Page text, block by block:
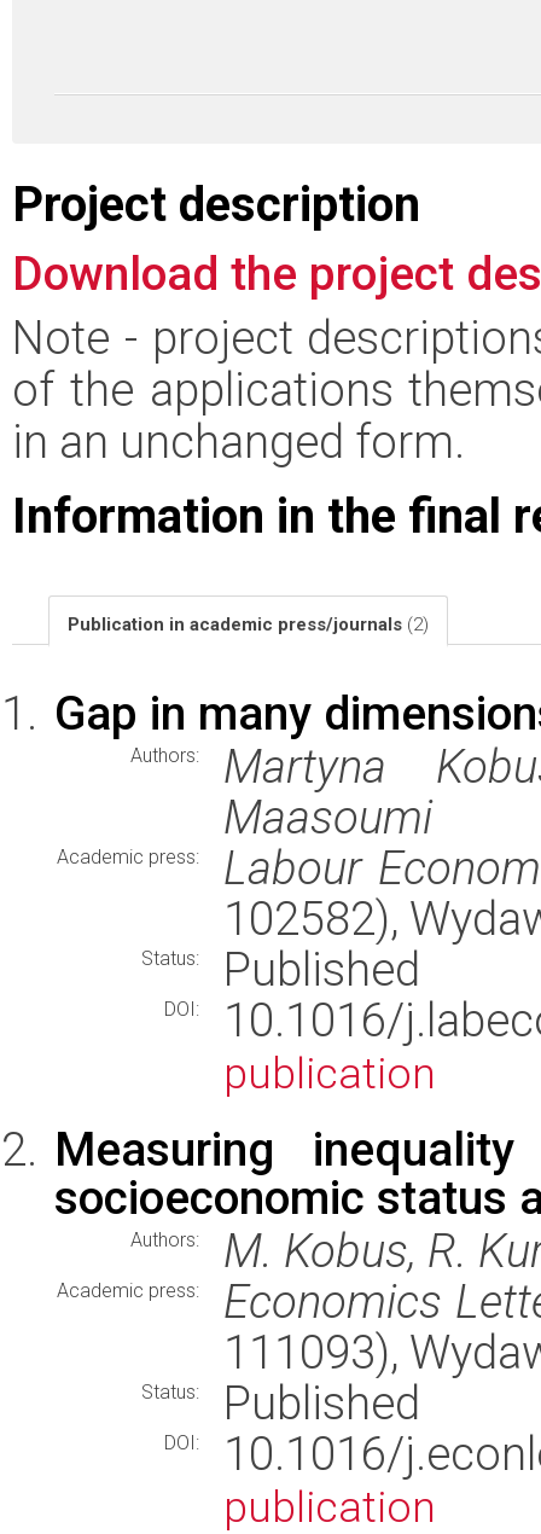
Project description
Download the project
Note - project
of the applications
in an unchanged form.
Information in the final
Publication in academic press/journals (2)
Gap in many
Authors:
Martyna
Maasoumi
Academic press:
Labour
102582),
Status: Published
DOI: 10.1016/
publication
Measuring
socioeconomic status
Authors: M. Kobus, R.
Academic press:
Economics
111093),
Status: Published
DOI: 10.1016/
publication